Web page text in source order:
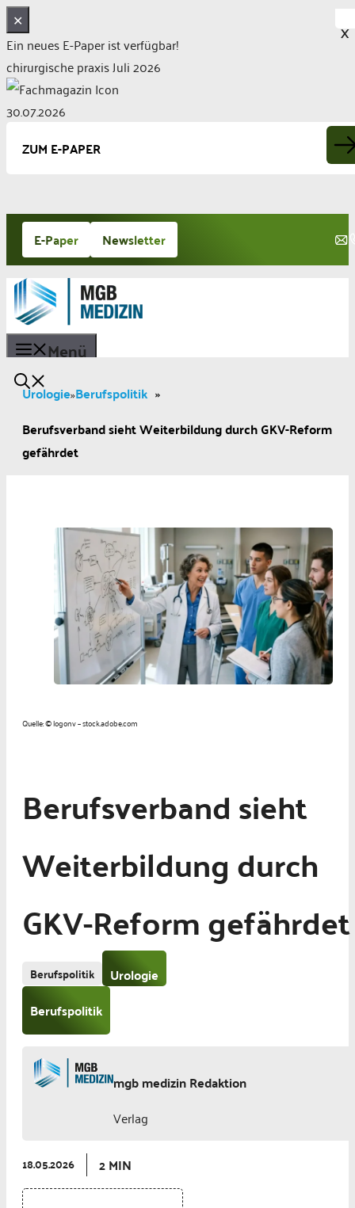
✕
Ein neues E-Paper ist verfügbar!
chirurgische praxis Juli 2026
30.07.2026
ZUM E-PAPER
Zum
Inhalt
springen
E-Paper Newsletter
Menü
Urologie»Berufspolitik »
Berufsverband sieht Weiterbildung durch GKV-Reform
gefährdet
Quelle: © logonv – stock.adobe.com
Berufsverband sieht
Weiterbildung durch
GKV-Reform gefährdet
Berufspolitik
Urologie
Berufspolitik
mgb medizin Redaktion
Verlag
18.05.2026 2 MIN
X